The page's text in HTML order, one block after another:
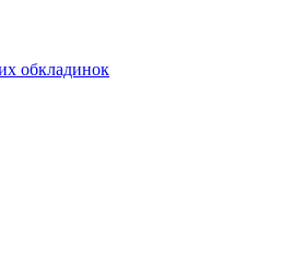
обкладинок